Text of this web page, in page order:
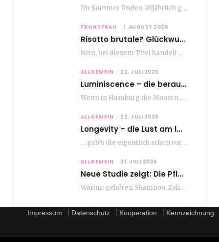
Im Sommer finden alljährlich gleich mehrere bemerkenswerte Modeveranstaltungen an Hochschulen für Modemanagement und Design in…
FRONTFRAU 1. AUGUST 2026
Risotto brutale? Glückwunsch Axel Milberg zum 70. Geburtstag
Nein, bei diesem Titel handelt es sich nicht um eine Kochshow, oder vielleicht doch etwas.…
ALLGEMEIN 22. JULI 2026
Luminiscence – die berauschende Macht von klingenden Bildern
Wenn in Hamburg die Mauern zu sprechen beginnen, dann ist es die unverwechselbare, tiefsonore Stimme…
ALLGEMEIN 22. JULI 2026
Longevity – die Lust am langen Leben
… gab’s die eigentlich schon vor Erfindung des ultimativen Trends? Keine Ahnung – ich glaube,…
ALLGEMEIN 21. JULI 2026
Neue Studie zeigt: Die Pflegeroutine gibt dem Alltag Struktur
Warum gehören Shampoo, Zahnpasta oder Gesichtscreme für die meisten Menschen in Europa ganz selbstverständlich zum…
Impressum Datenschutz Kooperation Kennzeichnung